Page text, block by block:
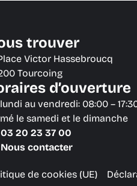
trouver
Victor Hassebroucq
Tourcoing
d’ouverture
au vendredi: 08:00 –
le samedi et le dimanche
03 20 23 37 00
Nous contacter
de cookies (UE)